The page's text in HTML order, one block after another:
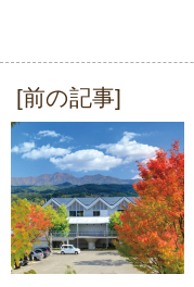
投
稿
ナ
ビ
ゲ
[前の記事]